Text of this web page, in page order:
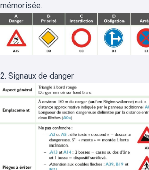
mémorisée.
2. Signaux de danger